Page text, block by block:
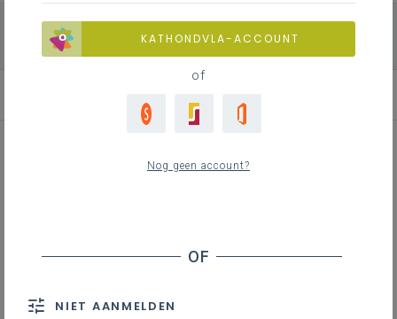
alle onderdelen Biologie
Fysica
Chemie
Achtergrond
KATHONDVLA-ACCOUNT
of
Nog geen account?
NIET AANMELDEN